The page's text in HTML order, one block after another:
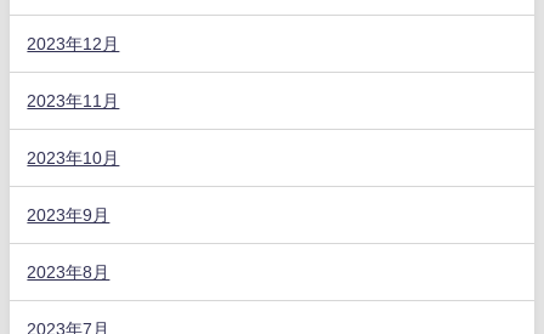
2023年12月
2023年11月
2023年10月
2023年9月
2023年8月
2023年7月